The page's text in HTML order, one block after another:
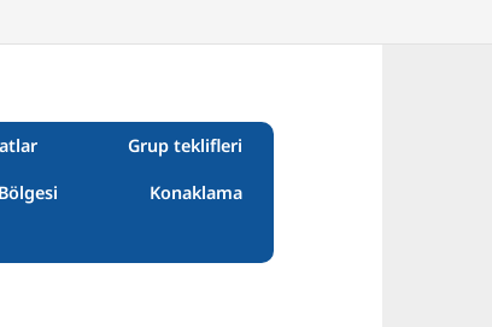
Grup teklifleri
Konaklama